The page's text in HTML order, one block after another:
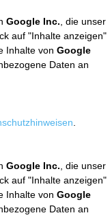
Google Inc. , die unser
auf "Inhalte anzeigen"
Inhalte von Google
Daten an
Google Inc. , die unser
auf "Inhalte anzeigen"
Inhalte von Google
Daten an